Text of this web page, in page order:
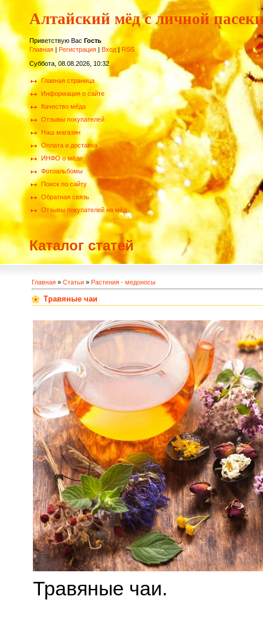
Алтайский мёд с личной
Приветствую Вас Гость
Главная | Регистрация | Вход | RSS
Суббота, 08.08.2026, 10:32
Главная страница
Информация о сайте
Качество мёда
Отзывы покупателей
Наш магазин
Оплата и доставка
ИНФО о мёде
Фотоальбомы
Поиск по сайту
Обратная связь
Отзывы покупателей на мёд
Каталог статей
Главная » Статьи » Растения - медоносы
Травяные чаи
Травяные чаи.